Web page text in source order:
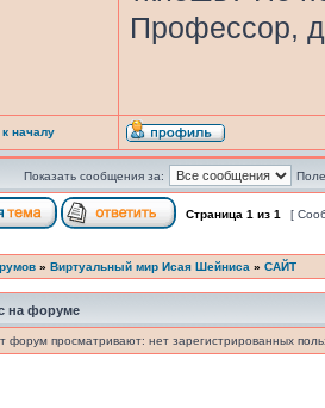
Профессор,
началу
Показать сообщения за:
Страница 1 из 1 [
» Виртуальный мир Исая Шейниса » САЙТ
на форуме
форум просматривают: нет зарегистрированных